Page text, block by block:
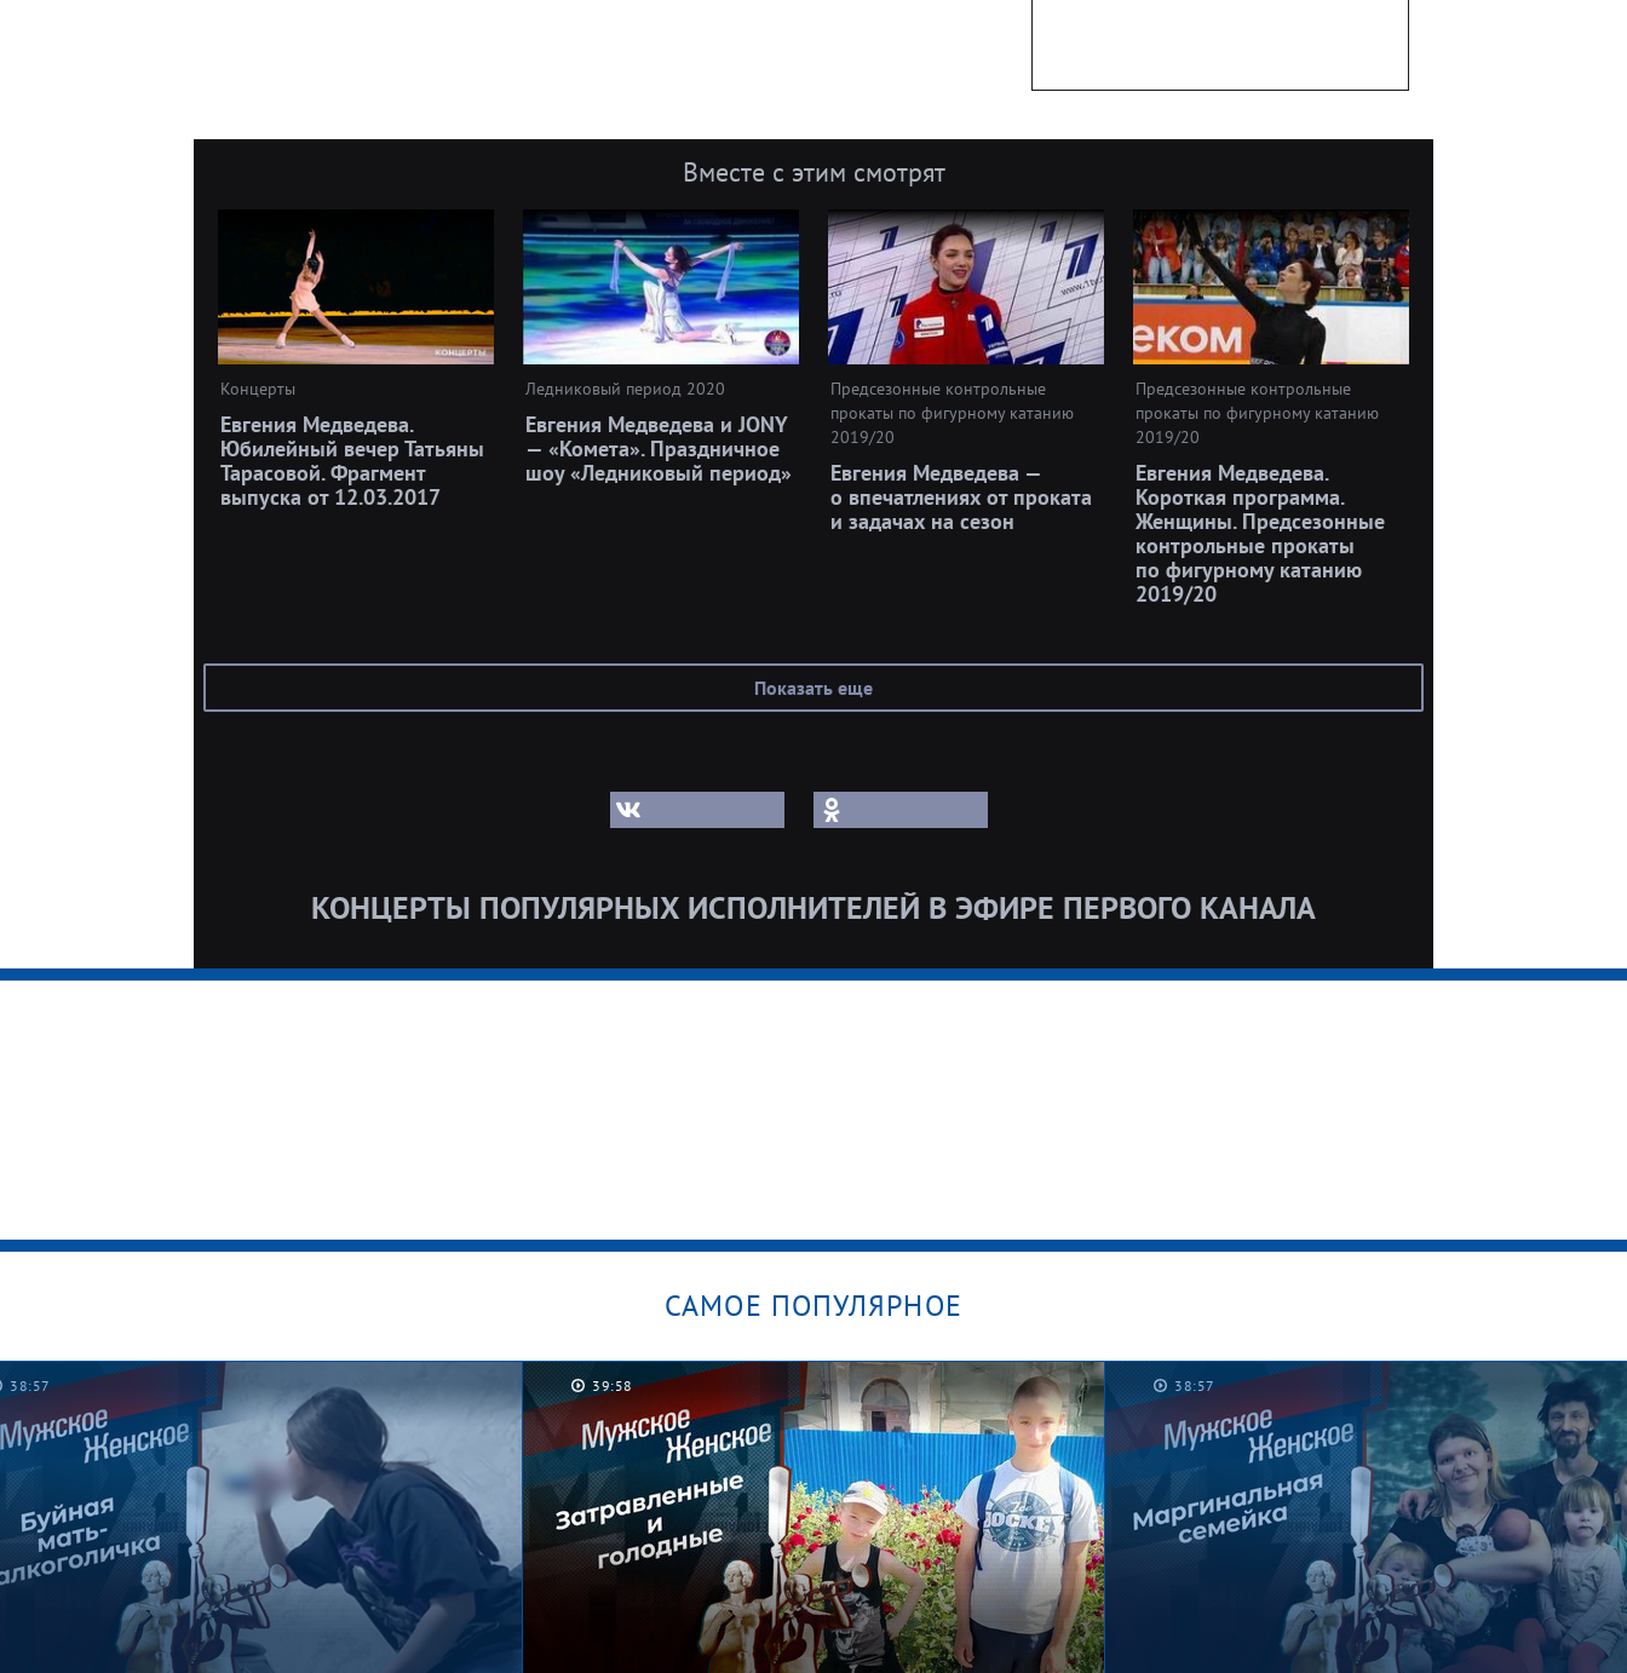
Вместе с этим смотрят
Концерты
Евгения Медведева.
Юбилейный вечер Татьяны
Тарасовой. Фрагмент
выпуска от 12.03.2017
Ледниковый период 2020
Евгения Медведева и JONY
— «Комета». Праздничное
шоу «Ледниковый период»
Предсезонные контрольные
прокаты по фигурному катанию
2019/20
Евгения Медведева —
о впечатлениях от проката
и задачах на сезон
Предсезонные контрольные
прокаты по фигурному катанию
2019/20
Евгения Медведева.
Короткая программа.
Женщины. Предсезонные
контрольные прокаты
по фигурному катанию
2019/20
Показать еще
КОНЦЕРТЫ ПОПУЛЯРНЫХ ИСПОЛНИТЕЛЕЙ В ЭФИРЕ ПЕРВОГО КАНАЛА
САМОЕ ПОПУЛЯРНОЕ
38:57 39:58 38:57